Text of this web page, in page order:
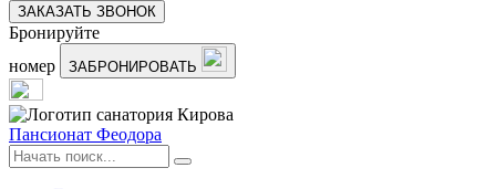
ЗАКАЗАТЬ ЗВОНОК
Бронируйте
номер
ЗАБРОНИРОВАТЬ
Пансионат Феодора